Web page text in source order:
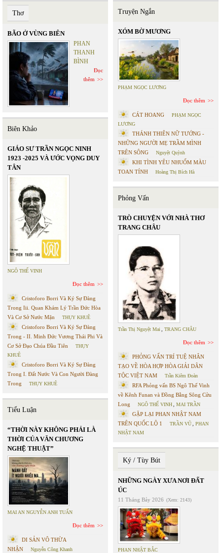
Thơ
BÃO Ở VÙNG BIÊN
PHAN
THANH
BÌNH
Đọc
thêm
Biên Khảo
GIÁO SƯ TRẦN NGỌC NINH
1923 -2025 VÀ ƯỚC VỌNG DUY
TÂN
NGÔ THẾ VINH
Đọc thêm
Cristoforo Borri Và Ký Sự Đàng
Trong Iii. Quan Khám Lý Trần Đức Hòa
Và Cơ Sở Nước Mặn
THỤY KHUÊ
Cristoforo Borri Và Ký Sự Đàng
Trong - II. Minh Đức Vương Thái Phi Và
Cơ Sở Đạo Chúa Đầu Tiên
THỤY
KHUÊ
Cristoforo Borri Và Ký Sự Đàng
Trong I. Đất Nước Và Con Người Đàng
Trong
THỤY KHUÊ
Tiểu Luận
“THỜI NÀY KHÔNG PHẢI LÀ
THỜI CỦA VĂN CHƯƠNG
NGHỆ THUẬT”
MAI AN NGUYỄN ANH TUẤN
Đọc thêm
DI SẢN VÔ THỪA
NHẬN
Nguyễn Công Khanh
Truyện Ngắn
XÓM BỜ MƯƠNG
PHẠM NGỌC LƯƠNG
Đọc thêm
CÁT HOANG
PHẠM NGỌC
LƯƠNG
THÁNH THIÊN NỮ TƯỚNG -
NHỮNG NGƯỜI MẸ TRẦM MÌNH
TRÊN SÔNG
Nguyệt Quỳnh
KHI TÌNH YÊU NHUỐM MÀU
TOAN TÍNH
Hoàng Thị Bích Hà
Phỏng Vấn
TRÒ CHUYỆN VỚI NHÀ THƠ
TRANG CHÂU
Trần Thị Nguyệt Mai TRANG CHÂU
Đọc thêm
PHỎNG VẤN TRÍ TUỆ NHÂN
TẠO VỀ HÒA HỢP HÒA GIẢI DÂN
TỘC VIỆT NAM
Trần Kiêm Đoàn
RFA Phỏng vấn BS Ngô Thế Vinh
về Kênh Funan và Đồng Bằng Sông Cửu
Long
NGÔ THẾ VINH MAI TRẦN
GẶP LẠI PHAN NHẬT NAM
TRÊN QUỐC LỘ 1
TRẦN VŨ
PHAN
NHẬT NAM
Ký / Tùy Bút
NHỮNG NGÀY XƯA NƠI ĐẤT
ÚC
11 Tháng Bảy 2026 (Xem: 2143)
PHAN NHẬT BẮC